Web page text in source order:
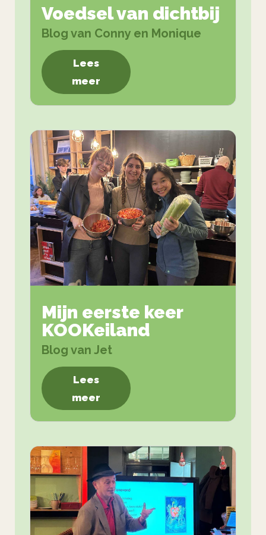
Voedsel van dichtbij
Blog van Conny en Monique
Lees
meer
Mijn eerste keer
KOOKeiland
Blog van Jet
Lees
meer